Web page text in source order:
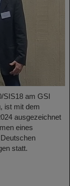
SIS18 am GSI
ist mit dem
ausgezeichnet
eines
statt.